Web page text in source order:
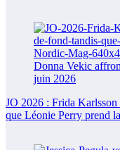
JO 2026 : Frida
que Léonie Perry prend